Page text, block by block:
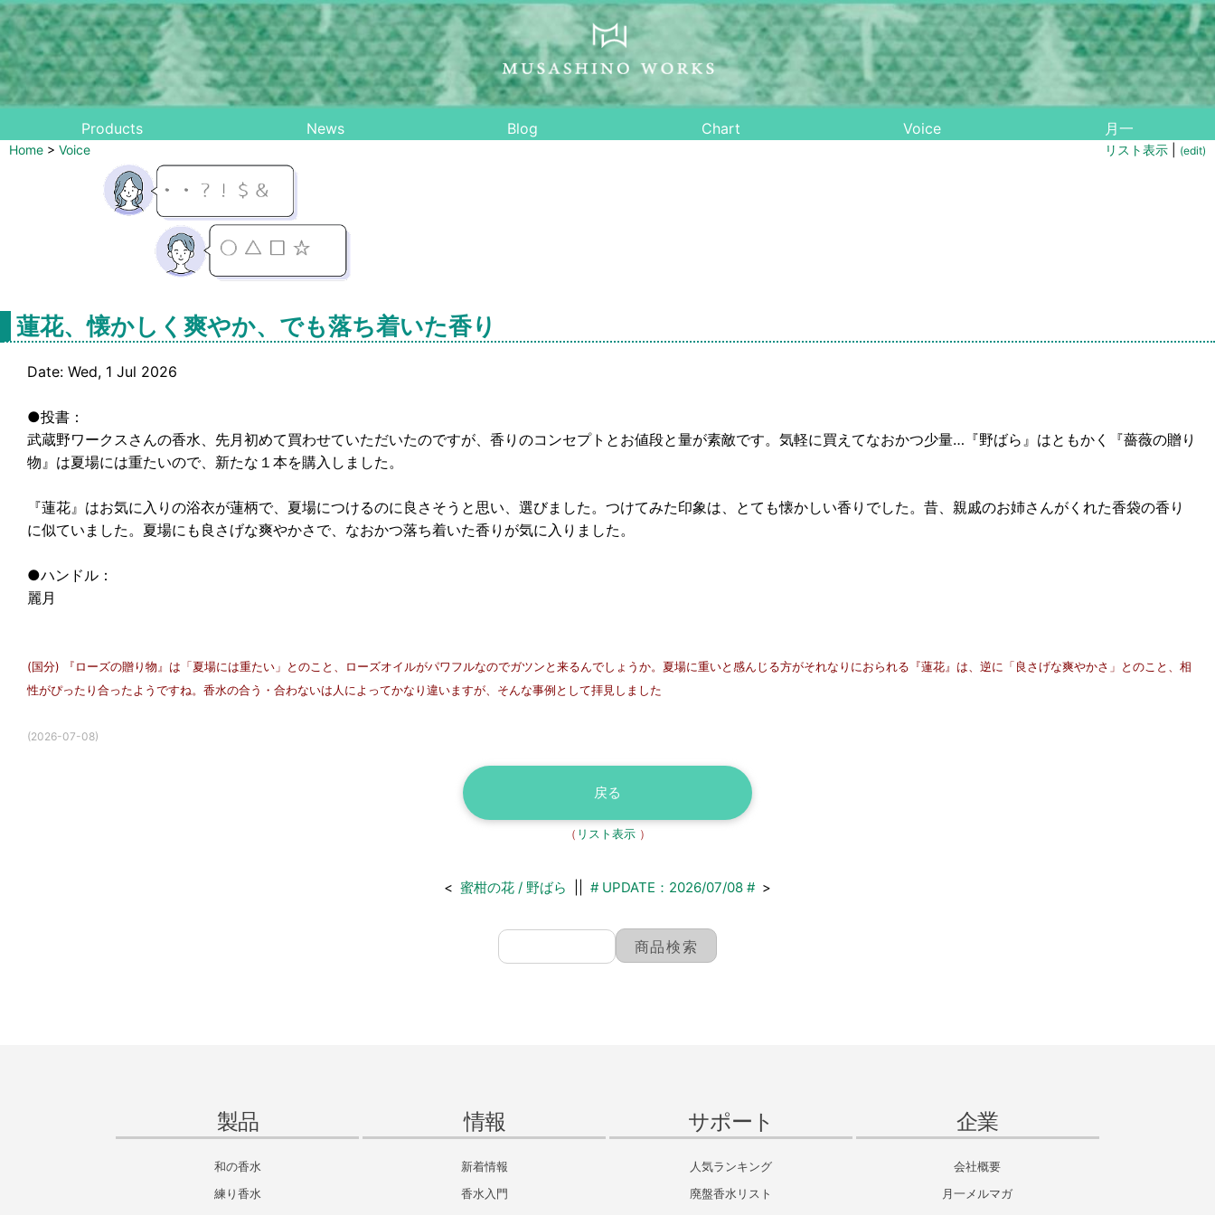
Products News Blog Chart Voice 月一
Home > Voice リスト表示 (edit)
蓮花、懐かしく爽やか、でも落ち着いた香り
Date: Wed, 1 Jul 2026
●投書：
武蔵野ワークスさんの香水、先月初めて買わせていただいたのですが、香りのコンセプトとお値段と量が素敵です。気軽に買えてなおかつ少量…『野ばら』はともかく『薔薇の贈り
物』は夏場には重たいので、新たな１本を購入しました。
『蓮花』はお気に入りの浴衣が蓮柄で、夏場につけるのに良さそうと思い、選びました。つけてみた印象は、とても懐かしい香りでした。昔、親戚のお姉さんがくれた香袋の香り
に似ていました。夏場にも良さげな爽やかさで、なおかつ落ち着いた香りが気に入りました。
●ハンドル：
麗月
(国分) 『ローズの贈り物』は「夏場には重たい」とのこと、ローズオイルがパワフルなのでガツンと来るんでしょうか。夏場に重いと感んじる方がそれなりにおられる『蓮花』は、逆に「良さげな爽やかさ」とのこと、相
性がぴったり合ったようですね。香水の合う・合わないは人によってかなり違いますが、そんな事例として拝見しました
(2026-07-08)
戻る
（ リスト表示）
< 蜜柑の花 / 野ばら # UPDATE：2026/07/08 #>
製品
和の香水
練り香水
情報
新着情報
香水入門
サポート
人気ランキング
廃盤香水リスト
企業
会社概要
月一メルマガ